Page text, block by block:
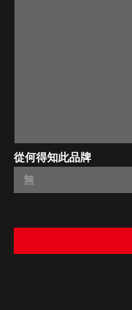
從何得知此品牌